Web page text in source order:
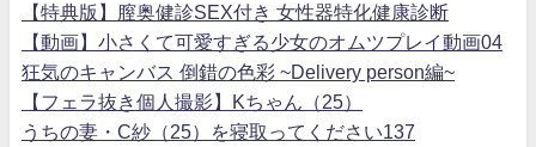
【特典版】膣奥健診SEX付き 女性器特化健康診断
【動画】小さくて可愛すぎる少女のオムツプレイ動画04
狂気のキャンバス 倒錯の色彩 ~Delivery person編~
【フェラ抜き個人撮影】Kちゃん（25）
うちの妻・C紗（25）を寝取ってください137